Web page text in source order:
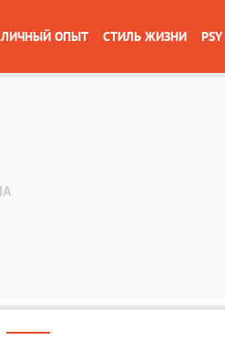
ЛИЧНЫЙ ОПЫТ СТИЛЬ ЖИЗНИ